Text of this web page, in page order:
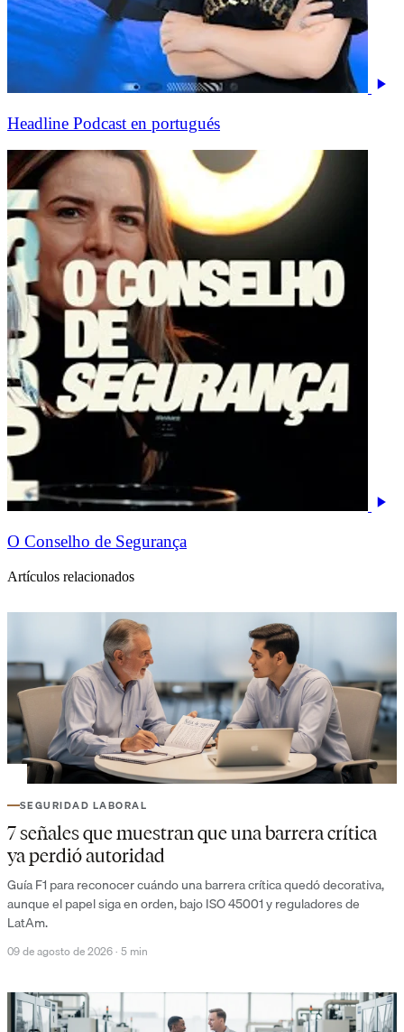
Headline Podcast en portugués
O Conselho de Segurança
Artículos relacionados
SEGURIDAD LABORAL
7 señales que muestran que una barrera crítica
ya perdió autoridad
Guía F1 para reconocer cuándo una barrera crítica quedó decorativa,
aunque el papel siga en orden, bajo ISO 45001 y reguladores de
LatAm.
09 de agosto de 2026· 5 min